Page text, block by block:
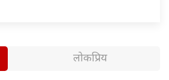
लोकप्रिय